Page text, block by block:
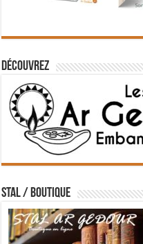
Découvrez
STAL / BOUTIQUE